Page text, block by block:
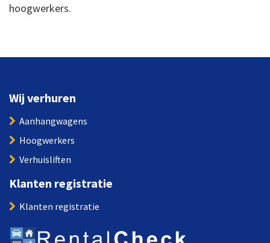
hoogwerkers.
Wij verhuren
Aanhangwagens
Hoogwerkers
Verhuisliften
Klanten registratie
Klanten registratie